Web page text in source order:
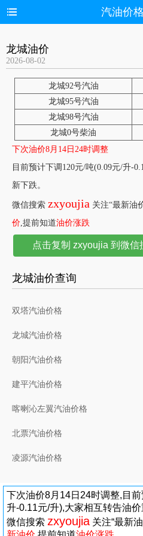
汽油价
龙城油价
2026-08-02
龙城92号汽油
龙城95号汽油
龙城98号汽油
龙城0号柴油
下次油价8月14日24时调整
目前预计下调120元/吨(0.09元/升-
新下跌。
微信搜索 zxyoujia 关注“最新油
价,提前知道油价涨跌
点击复制 zxyoujia 到微信
龙城油价查询
双塔汽油价格
龙城汽油价格
朝阳汽油价格
建平汽油价格
喀喇沁左翼汽油价格
北票汽油价格
凌源汽油价格
下次油价8月14日24时调整,目
升-0.11元/升),大家相互转告油价
微信搜索 zxyoujia 关注“最新